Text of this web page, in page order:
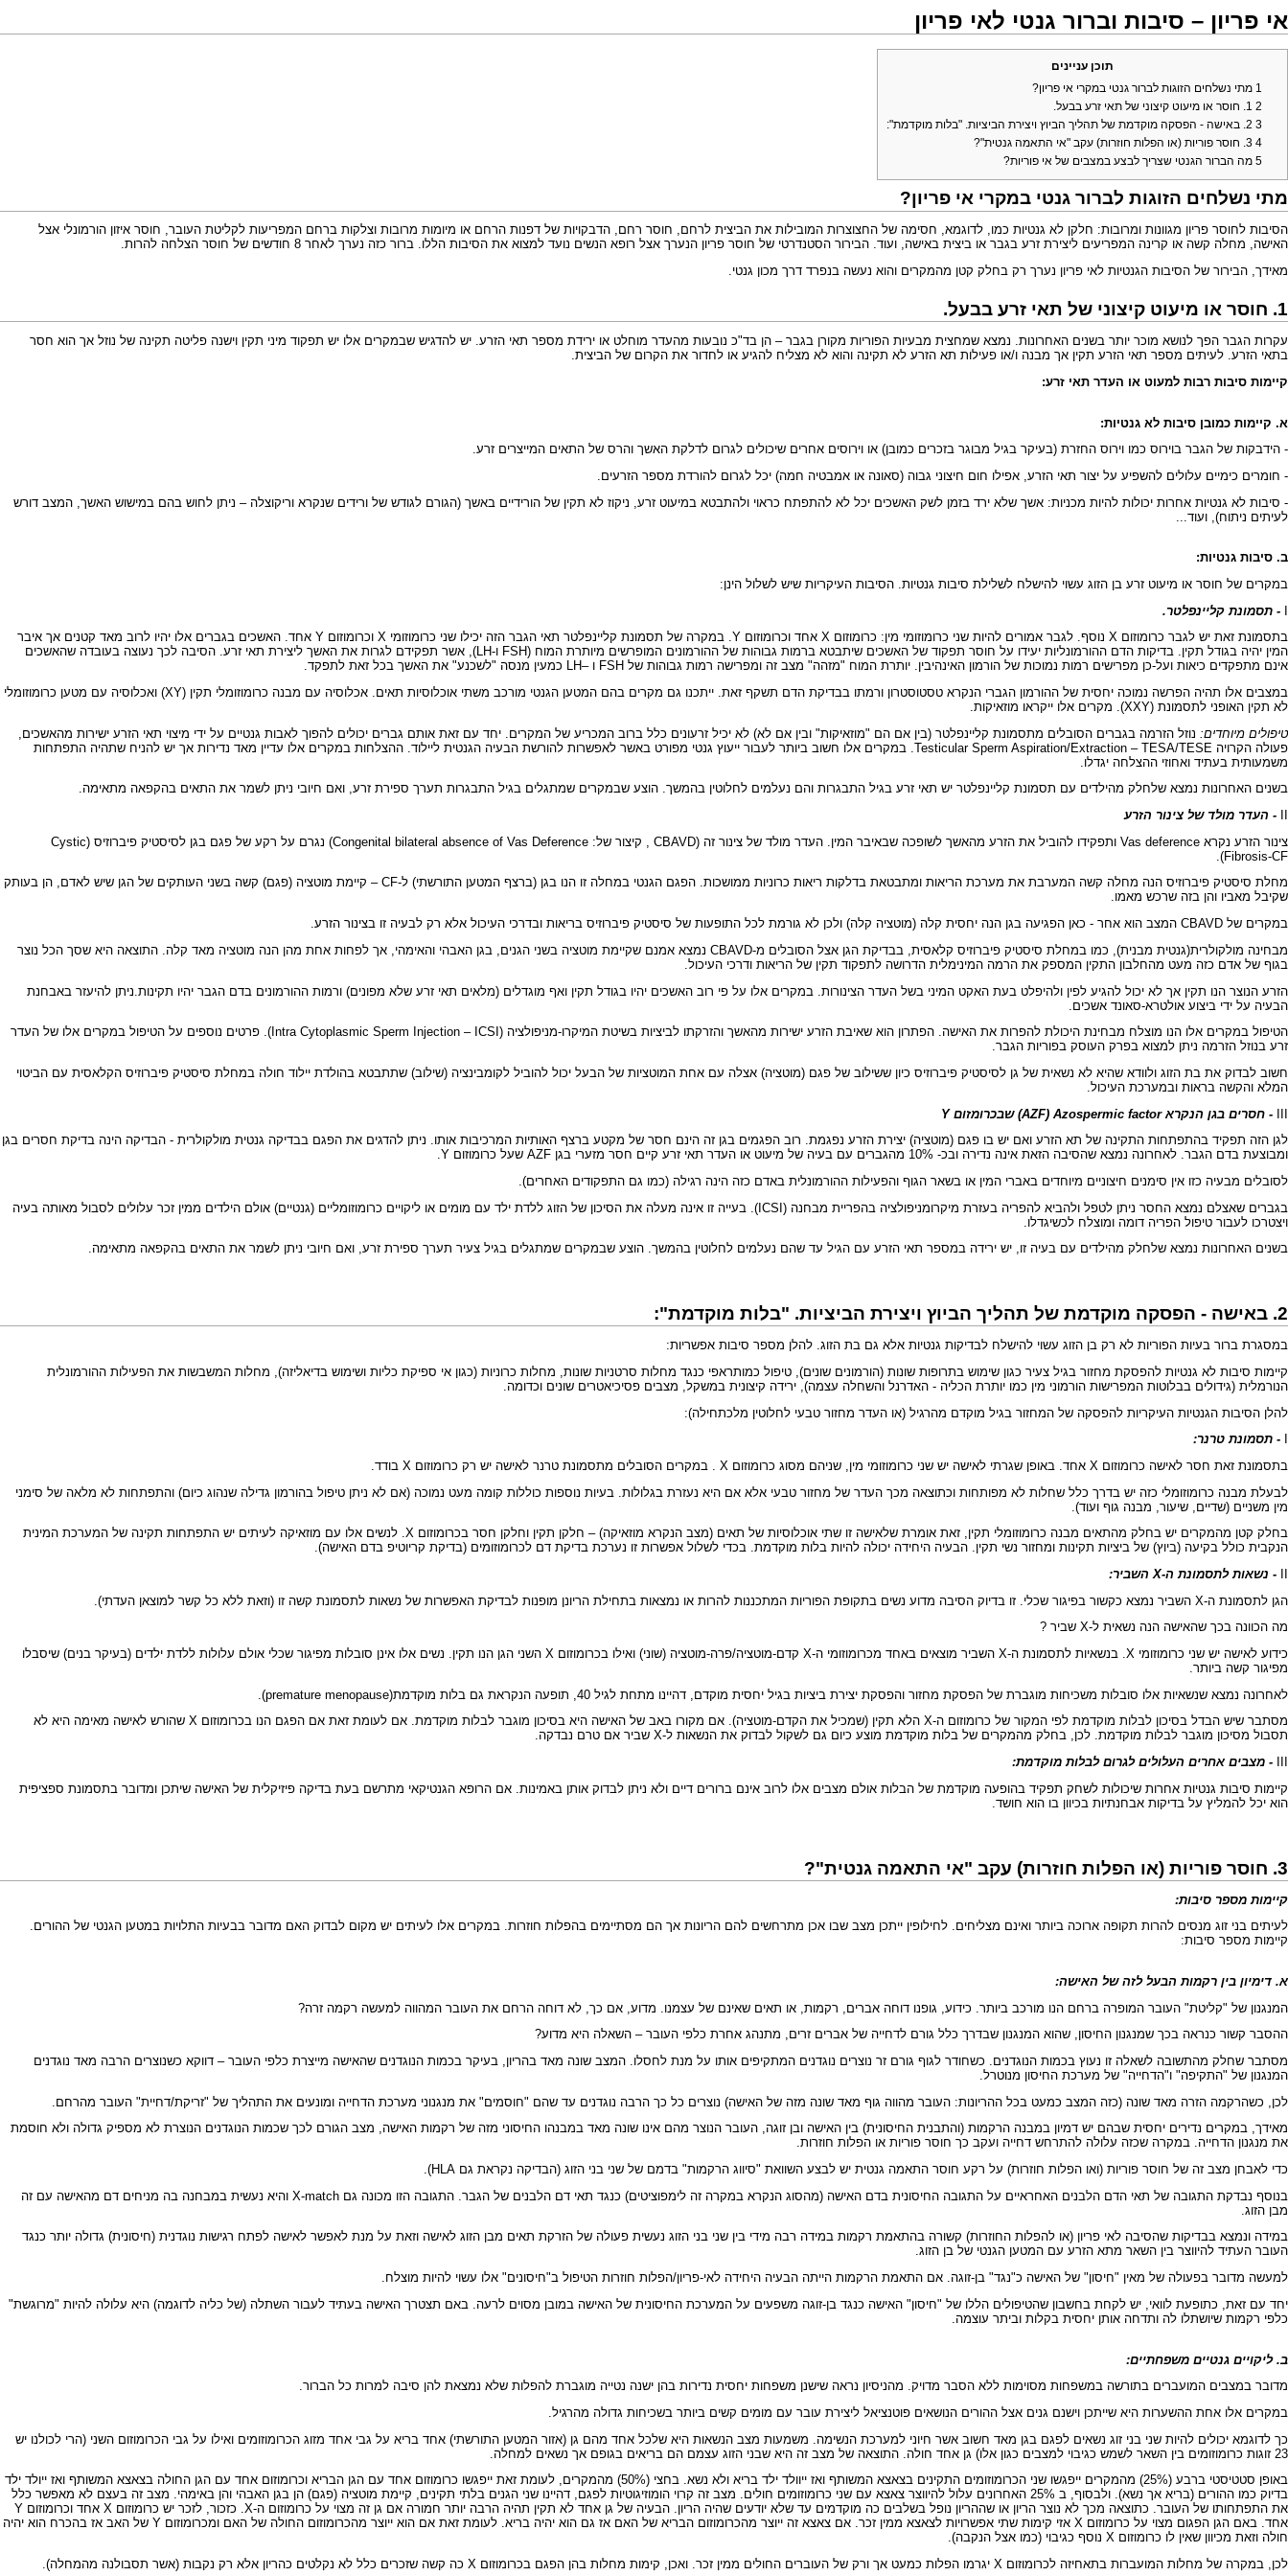
אי פריון – סיבות וברור גנטי לאי פריון
תוכן עניינים
1 מתי נשלחים הזוגות לברור גנטי במקרי אי פריון?
2 1. חוסר או מיעוט קיצוני של תאי זרע בבעל.
3 2. באישה - הפסקה מוקדמת של תהליך הביוץ ויצירת הביציות. "בלות מוקדמת":
4 3. חוסר פוריות (או הפלות חוזרות) עקב "אי התאמה גנטית"?
5 מה הברור הגנטי שצריך לבצע במצבים של אי פוריות?
מתי נשלחים הזוגות לברור גנטי במקרי אי פריון?
הסיבות לחוסר פריון מגוונות ומרובות: חלקן לא גנטיות כמו, לדוגמא, חסימה של החצוצרות המובילות את הביצית לרחם, חוסר רחם, הדבקויות של דפנות הרחם או מיומות מרובות וצלקות ברחם המפריעות לקליטת העובר, חוסר איזון הורמונלי אצל
האישה, מחלה קשה או קרינה המפריעים ליצירת זרע בגבר או ביצית באישה, ועוד. הבירור הסטנדרטי של חוסר פריון הנערך אצל רופא הנשים נועד למצוא את הסיבות הללו. ברור כזה נערך לאחר 8 חודשים של חוסר הצלחה להרות.
מאידך, הבירור של הסיבות הגנטיות לאי פריון נערך רק בחלק קטן מהמקרים והוא נעשה בנפרד דרך מכון גנטי.
1. חוסר או מיעוט קיצוני של תאי זרע בבעל.
עקרות הגבר הפך לנושא מוכר יותר בשנים האחרונות. נמצא שמחצית מבעיות הפוריות מקורן בגבר – הן בד"כ נובעות מהעדר מוחלט או ירידת מספר תאי הזרע. יש להדגיש שבמקרים אלו יש תפקוד מיני תקין וישנה פליטה תקינה של נוזל אך הוא חסר
בתאי הזרע. לעיתים מספר תאי הזרע תקין אך מבנה ו/או פעילות תא הזרע לא תקינה והוא לא מצליח להגיע או לחדור את הקרום של הביצית.
קיימות סיבות רבות למעוט או העדר תאי זרע:
א. קיימות כמובן סיבות לא גנטיות:
- הידבקות של הגבר בוירוס כמו וירוס החזרת (בעיקר בגיל מבוגר בזכרים כמובן) או וירוסים אחרים שיכולים לגרום לדלקת האשך והרס של התאים המייצרים זרע.
- חומרים כימיים עלולים להשפיע על יצור תאי הזרע, אפילו חום חיצוני גבוה (סאונה או אמבטיה חמה) יכל לגרום להורדת מספר הזרעים.
- סיבות לא גנטיות אחרות יכולות להיות מכניות: אשך שלא ירד בזמן לשק האשכים יכל לא להתפתח כראוי ולהתבטא במיעוט זרע, ניקוז לא תקין של הורידיים באשך (הגורם לגודש של ורידים שנקרא וריקוצלה – ניתן לחוש בהם במישוש האשך, המצב דורש
לעיתים ניתוח), ועוד...
ב. סיבות גנטיות:
במקרים של חוסר או מיעוט זרע בן הזוג עשוי להישלח לשלילת סיבות גנטיות. הסיבות העיקריות שיש לשלול הינן:
- תסמונת קליינפלטר.
בתסמונת זאת יש לגבר כרומוזום X נוסף. לגבר אמורים להיות שני כרומוזומי מין: כרומוזום X אחד וכרומוזום Y. במקרה של תסמונת קליינפלטר תאי הגבר הזה יכילו שני כרומוזומי X וכרומוזום Y אחד. האשכים בגברים אלו יהיו לרוב מאד קטנים אך איבר
המין יהיה בגודל תקין. בדיקות הדם ההורמונליות יעידו על חוסר תפקוד של האשכים שיתבטא ברמות גבוהות של ההורמונים המופרשים מיותרת המוח (FSH ו-LH), אשר תפקידם לגרות את האשך ליצירת תאי זרע. הסיבה לכך נעוצה בעובדה שהאשכים
אינם מתפקדים כיאות ועל-כן מפרישים רמות נמוכות של הורמון האינהיבין. יותרת המוח "מזהה" מצב זה ומפרישה רמות גבוהות של FSH ו –LH כמעין מנסה "לשכנע" את האשך בכל זאת לתפקד.
במצבים אלו תהיה הפרשה נמוכה יחסית של ההורמון הגברי הנקרא טסטוסטרון ורמתו בבדיקת הדם תשקף זאת. ייתכנו גם מקרים בהם המטען הגנטי מורכב משתי אוכלוסיות תאים. אכלוסיה עם מבנה כרומוזומלי תקין (XY) ואכלוסיה עם מטען כרומוזומלי
לא תקין האופני לתסמונת (XXY). מקרים אלו ייקראו מוזאיקות.
טיפולים מיוחדים: נוזל הזרמה בגברים הסובלים מתסמונת קליינפלטר (בין אם הם "מוזאיקות" ובין אם לא) לא יכיל זרעונים כלל ברוב המכריע של המקרים. יחד עם זאת אותם גברים יכולים להפוך לאבות גנטיים על ידי מיצוי תאי הזרע ישירות מהאשכים,
פעולה הקרויה Testicular Sperm Aspiration/Extraction – TESA/TESE. במקרים אלו חשוב ביותר לעבור ייעוץ גנטי מפורט באשר לאפשרות להורשת הבעיה הגנטית ליילוד. ההצלחות במקרים אלו עדיין מאד נדירות אך יש להניח שתהיה התפתחות
משמעותית בעתיד ואחוזי ההצלחה יגדלו.
בשנים האחרונות נמצא שלחלק מהילדים עם תסמונת קליינפלטר יש תאי זרע בגיל התבגרות והם נעלמים לחלוטין בהמשך. הוצע שבמקרים שמתגלים בגיל התבגרות תערך ספירת זרע, ואם חיובי ניתן לשמר את התאים בהקפאה מתאימה.
- העדר מולד של צינור הזרע
צינור הזרע נקרא Vas deference ותפקידו להוביל את הזרע מהאשך לשופכה שבאיבר המין. העדר מולד של צינור זה (CBAVD , קיצור של: Congenital bilateral absence of Vas Deference) נגרם על רקע של פגם בגן ל
סיסטיק פיברוזיס
(Cystic
Fibrosis-CF).
מחלת סיסטיק פיברוזיס הנה מחלה קשה המערבת את מערכת הריאות ומתבטאת בדלקות ריאות כרוניות ממושכות. הפגם הגנטי במחלה זו הנו בגן (ברצף המטען התורשתי) ל-CF – קיימת מוטציה (פגם) קשה בשני העותקים של הגן שיש לאדם, הן בעותק
שקיבל מאביו והן בזה שרכש מאמו.
במקרים של CBAVD המצב הוא אחר - כאן הפגיעה בגן הנה יחסית קלה (מוטציה קלה) ולכן לא גורמת לכל התופעות של סיסטיק פיברוזיס בריאות ובדרכי העיכול אלא רק לבעיה זו בצינור הזרע.
מבחינה מולקולרית(גנטית מבנית), כמו במחלת סיסטיק פיברוזיס קלאסית, בבדיקת הגן אצל הסובלים מ-CBAVD נמצא אמנם שקיימת מוטציה בשני הגנים, בגן האבהי והאימהי, אך לפחות אחת מהן הנה מוטציה מאד קלה. התוצאה היא שסך הכל נוצר
בגוף של אדם כזה מעט מהחלבון התקין המספק את הרמה המינימלית הדרושה לתפקוד תקין של הריאות ודרכי העיכול.
הזרע הנוצר הנו תקין אך לא יכול להגיע לפין ולהיפלט בעת האקט המיני בשל העדר הצינורות. במקרים אלו על פי רוב האשכים יהיו בגודל תקין ואף מוגדלים (מלאים תאי זרע שלא מפונים) ורמות ההורמונים בדם הגבר יהיו תקינות.ניתן להיעזר באבחנת
הבעיה על ידי ביצוע אולטרא-סאונד אשכים.
הטיפול במקרים אלו הנו מוצלח מבחינת היכולת להפרות את האישה. הפתרון הוא שאיבת הזרע ישירות מהאשך והזרקתו לביציות בשיטת המיקרו-מניפולציה (Intra Cytoplasmic Sperm Injection – ICSI). פרטים נוספים על הטיפול במקרים אלו של העדר
זרע בנוזל הזרמה ניתן למצוא בפרק העוסק בפוריות הגבר.
חשוב לבדוק את בת הזוג ולוודא שהיא לא נשאית של גן לסיסטיק פיברוזיס כיון ששילוב של פגם (מוטציה) אצלה עם אחת המוטציות של הבעל יכול להוביל לקומבינציה (שילוב) שתתבטא בהולדת יילוד חולה במחלת סיסטיק פיברוזיס הקלאסית עם הביטוי
המלא והקשה בראות ובמערכת העיכול.
- חסרים בגן הנקרא AZF) Azospermic factor) שבכרומזום Y
לגן הזה תפקיד בהתפתחות התקינה של תא הזרע ואם יש בו פגם (מוטציה) יצירת הזרע נפגמת. רוב הפגמים בגן זה הינם חסר של מקטע ברצף האותיות המרכיבות אותו. ניתן להדגים את הפגם בבדיקה גנטית מולקולרית - הבדיקה הינה בדיקת חסרים בגן
ומבוצעת בדם הגבר. לאחרונה נמצא שהסיבה הזאת אינה נדירה ובכ- 10% מהגברים עם בעיה של מיעוט או העדר תאי זרע קיים חסר מזערי בגן AZF שעל כרומוזום Y.
לסובלים מבעיה כזו אין סימנים חיצוניים מיוחדים באברי המין או בשאר הגוף והפעילות ההורמונלית באדם כזה הינה רגילה (כמו גם התפקודים האחרים).
בגברים שאצלם נמצא החסר ניתן לטפל ולהביא להפריה בעזרת מיקרומניפולציה בהפריית מבחנה (ICSI). בעייה זו אינה מעלה את הסיכון של הזוג ללדת ילד עם מומים או ליקויים כרומוזומליים (גנטיים) אולם הילדים ממין זכר עלולים לסבול מאותה בעיה
ויצטרכו לעבור טיפול הפריה דומה ומוצלח לכשיגדלו.
בשנים האחרונות נמצא שלחלק מהילדים עם בעיה זו, יש ירידה במספר תאי הזרע עם הגיל עד שהם נעלמים לחלוטין בהמשך. הוצע שבמקרים שמתגלים בגיל צעיר תערך ספירת זרע, ואם חיובי ניתן לשמר את התאים בהקפאה מתאימה.
2. באישה - הפסקה מוקדמת של תהליך הביוץ ויצירת הביציות. "בלות מוקדמת":
במסגרת ברור בעיות הפוריות לא רק בן הזוג עשוי להישלח לבדיקות גנטיות אלא גם בת הזוג. להלן מספר סיבות אפשריות:
קיימות סיבות לא גנטיות להפסקת מחזור בגיל צעיר כגון שימוש בתרופות שונות (הורמונים שונים), טיפול כמותראפי כנגד מחלות סרטניות שונות, מחלות כרוניות (כגון אי ספיקת כליות ושימוש בדיאליזה), מחלות המשבשות את הפעילות ההורמונלית
הנורמלית (גידולים בבלוטות המפרישות הורמוני מין כמו יותרת הכליה - האדרנל והשחלה עצמה), ירידה קיצונית במשקל, מצבים פסיכיאטרים שונים וכדומה.
להלן הסיבות הגנטיות העיקריות להפסקה של המחזור בגיל מוקדם מהרגיל (או העדר מחזור טבעי לחלוטין מלכתחילה):
- תסמונת טרנר:
בתסמונת זאת חסר לאישה כרומוזום X אחד. באופן שגרתי לאישה יש שני כרומוזומי מין, שניהם מסוג כרומוזום X . במקרים הסובלים מתסמונת טרנר לאישה יש רק כרומוזום X בודד.
לבעלת מבנה כרומוזומלי כזה יש בדרך כלל שחלות לא מפותחות וכתוצאה מכך העדר של מחזור טבעי אלא אם היא נעזרת בגלולות. בעיות נוספות כוללות קומה מעט נמוכה (אם לא ניתן טיפול בהורמון גדילה שנהוג כיום) והתפתחות לא מלאה של סימני
מין משניים (שדיים, שיעור, מבנה גוף ועוד).
בחלק קטן מהמקרים יש בחלק מהתאים מבנה כרומוזומלי תקין, זאת אומרת שלאישה זו שתי אוכלוסיות של תאים (מצב הנקרא מוזאיקה) – חלקן תקין וחלקן חסר בכרומוזום X. לנשים אלו עם מוזאיקה לעיתים יש התפתחות תקינה של המערכת המינית
הנקבית כולל בקיעה (ביוץ) של ביציות תקינות ומחזור נשי תקין. הבעיה היחידה יכולה להיות בלות מוקדמת. בכדי לשלול אפשרות זו נערכת בדיקת דם לכרומוזומים (בדיקת קריוטיפ בדם האישה).
- נשאות לתסמונת ה-X השביר
:
הגן לתסמונת ה-X השביר נמצא כקשור בפיגור שכלי. זו בדיוק הסיבה מדוע נשים בתקופת הפוריות המתכננות להרות או נמצאות בתחילת הריונן מופנות לבדיקת האפשרות של נשאות לתסמונת קשה זו (וזאת ללא כל קשר למוצאן העדתי).
מה הכוונה בכך שהאישה הנה נשאית ל-X שביר ?
כידוע לאישה יש שני כרומוזומי X. בנשאיות לתסמונת ה-X השביר מוצאים באחד מכרומוזומי ה-X קדם-מוטציה/פרה-מוטציה (שוני) ואילו בכרומוזום X השני הגן הנו תקין. נשים אלו אינן סובלות מפיגור שכלי אולם עלולות ללדת ילדים (בעיקר בנים) שיסבלו
מפיגור קשה ביותר.
לאחרונה נמצא שנשאיות אלו סובלות משכיחות מוגברת של הפסקת מחזור והפסקת יצירת ביציות בגיל יחסית מוקדם, דהיינו מתחת לגיל 40, תופעה הנקראת גם בלות מוקדמת(premature menopause).
מסתבר שיש הבדל בסיכון לבלות מוקדמת לפי המקור של כרומוזום ה-X הלא תקין (שמכיל את הקדם-מוטציה). אם מקורו באב של האישה היא בסיכון מוגבר לבלות מוקדמת. אם לעומת זאת אם הפגם הנו בכרומוזום X שהורש לאישה מאימה היא לא
תסבול מסיכון מוגבר לבלות מוקדמת. לכן, בחלק מהמקרים של בלות מוקדמת מוצע כיום גם לשקול לבדוק את הנשאות ל-X שביר אם טרם נבדקה.
- מצבים אחרים העלולים לגרום לבלות מוקדמת:
קיימות סיבות גנטיות אחרות שיכולות לשחק תפקיד בהופעה מוקדמת של הבלות אולם מצבים אלו לרוב אינם ברורים דיים ולא ניתן לבדוק אותן באמינות. אם הרופא הגנטיקאי מתרשם בעת בדיקה פיזיקלית של האישה שיתכן ומדובר בתסמונת ספציפית
הוא יכל להמליץ על בדיקות אבחנתיות בכיוון בו הוא חושד.
3. חוסר פוריות (או הפלות חוזרות) עקב "אי התאמה גנטית"?
קיימות מספר סיבות:
לעיתים בני זוג מנסים להרות תקופה ארוכה ביותר ואינם מצליחים. לחילופין ייתכן מצב שבו אכן מתרחשים להם הריונות אך הם מסתיימים בהפלות חוזרות. במקרים אלו לעיתים יש מקום לבדוק האם מדובר בבעיות התלויות במטען הגנטי של ההורים.
קיימות מספר סיבות:
א. דימיון בין רקמות הבעל לזה של האישה:
המנגנון של "קליטת" העובר המופרה ברחם הנו מורכב ביותר. כידוע, גופנו דוחה אברים, רקמות, או תאים שאינם של עצמנו. מדוע, אם כך, לא דוחה הרחם את העובר המהווה למעשה רקמה זרה?
ההסבר קשור כנראה בכך שמנגנון החיסון, שהוא המנגנון שבדרך כלל גורם לדחייה של אברים זרים, מתנהג אחרת כלפי העובר – השאלה היא מדוע?
מסתבר שחלק מהתשובה לשאלה זו נעוץ בכמות הנוגדנים. כשחודר לגוף גורם זר נוצרים נוגדנים המתקיפים אותו על מנת לחסלו. המצב שונה מאד בהריון, בעיקר בכמות הנוגדנים שהאישה מייצרת כלפי העובר – דווקא כשנוצרים הרבה מאד נוגדנים
המנגנון של "התקיפה" ו"הדחייה" של מערכת החיסון מנוטרל.
לכן, כשהרקמה הזרה מאד שונה (כזה המצב כמעט בכל ההריונות: העובר מהווה גוף מאד שונה מזה של האישה) נוצרים כל כך הרבה נוגדנים עד שהם "חוסמים" את מנגנוני מערכת הדחייה ומונעים את התהליך של "זריקת/דחיית" העובר מהרחם.
מאידך, במקרים נדירים יחסית שבהם יש דמיון במבנה הרקמות (והתבנית החיסונית) בין האישה ובן זוגה, העובר הנוצר מהם אינו שונה מאד במבנהו החיסוני מזה של רקמות האישה, מצב הגורם לכך שכמות הנוגדנים הנוצרת לא מספיק גדולה ולא חוסמת
את מנגנון הדחייה. במקרה שכזה עלולה להתרחש דחייה ועקב כך חוסר פוריות או הפלות חוזרות.
כדי לאבחן מצב זה של חוסר פוריות (ואו הפלות חוזרות) על רקע חוסר התאמה גנטית יש לבצע השוואת "סיווג הרקמות" בדמם של שני בני הזוג (הבדיקה נקראת גם HLA).
בנוסף נבדקת התגובה של תאי הדם הלבנים האחראיים על התגובה החיסונית בדם האישה (מהסוג הנקרא במקרה זה לימפוציטים) כנגד תאי דם הלבנים של הגבר. התגובה הזו מכונה גם X-match והיא נעשית במבחנה בה מניחים דם מהאישה עם זה
מבן הזוג.
במידה ונמצא בבדיקות שהסיבה לאי פריון (או להפלות החוזרות) קשורה בהתאמת רקמות במידה רבה מידי בין שני בני הזוג נעשית פעולה של הזרקת תאים מבן הזוג לאישה וזאת על מנת לאפשר לאישה לפתח רגישות נוגדנית (חיסונית) גדולה יותר כנגד
העובר העתיד להיווצר בין השאר מתא הזרע עם המטען הגנטי של בן הזוג.
למעשה מדובר בפעולה של מאין "חיסון" של האישה כ"נגד" בן-זוגה. אם התאמת הרקמות הייתה הבעיה היחידה לאי-פריון/הפלות חוזרות הטיפול ב"חיסונים" אלו עשוי להיות מוצלח.
יחד עם זאת, כתופעת לוואי, יש לקחת בחשבון שהטיפולים הללו של "חיסון" האישה כנגד בן-זוגה משפעים על המערכת החיסונית של האישה במובן מסוים לרעה. באם תצטרך האישה בעתיד לעבור השתלה (של כליה לדוגמה) היא עלולה להיות "מרוגשת"
כלפי רקמות שיושתלו לה ותדחה אותן יחסית בקלות וביתר עוצמה.
ב. ליקויים גנטיים משפחתיים:
מדובר במצבים המועברים בתורשה במשפחות מסוימות ללא הסבר מדויק. מהניסיון נראה שישנן משפחות יחסית נדירות בהן ישנה נטייה מוגברת להפלות שלא נמצאת להן סיבה למרות כל הברור.
במקרים אלו אחת ההשערות היא שייתכן וישנם גנים אצל ההורים הנושאים פוטנציאל ליצירת עובר עם מומים קשים ביותר בשכיחות גדולה מהרגיל.
כך לדוגמא יכולים להיות שני בני זוג נשאים לפגם בגן מאד חשוב אשר חיוני למערכת הנשימה. משמעות מצב הנשאות היא שלכל אחד מהם גן (אזור המטען התורשתי) אחד בריא על גבי אחד מזוג הכרומוזומים ואילו על גבי הכרומוזום השני (הרי לכולנו יש
23 זוגות כרומוזומים בין השאר לשמש כגיבוי למצבים כגון אלו) גן אחד חולה. התוצאה של מצב זה היא שבני הזוג עצמם הם בריאים בגופם אך נשאים למחלה.
באופן סטטיסטי ברבע (25%) מהמקרים ייפגשו שני הכרומוזומים התקינים בצאצא המשותף ואז ייוולד ילד בריא ולא נשא. בחצי (50%) מהמקרים, לעומת זאת ייפגשו כרומוזום אחד עם הגן הבריא וכרומוזום אחד עם הגן החולה בצאצא המשותף ואז ייולד ילד
בדיוק כמו ההורים (בריא אך נשא). ולבסוף, ב 25% האחרונים עלול להיווצר צאצא עם שני כרומוזומים חולים. מצב זה קרוי הומוזיגוטיות לפגם, דהיינו שני הגנים בלתי תקינים, קיימת מוטציה (פגם) הן בגן האבהי והן באימהי. מצב זה בעצם לא מאפשר כלל
את התפתחותו של העובר. כתוצאה מכך לא נוצר הריון או שההריון נופל בשלבים כה מוקדמים עד שלא יודעים שהיה הריון. הבעיה של גן אחד לא תקין תהיה הרבה יותר חמורה אם גן זה מצוי על כרומוזום ה-X. כזכור, לזכר יש כרומוזום X אחד וכרומוזום Y
אחד. באם הגן הפגום מצוי על כרומוזום X אזי קימות שתי אפשרויות לצאצא ממין זכר. אם צאצא זה ייוצר מהכרומוזום הבריא של האם אז גם הוא יהיה בריא. לעומת זאת אם הוא ייוצר מהכרומוזום החולה של האם ומכרומוזום Y של האב אז בהכרח הוא יהיה
חולה וזאת מכיוון שאין לו כרומוזום X נוסף כגיבוי (כמו אצל הנקבה).
לכן, במקרה של מחלות המועברות בתאחיזה לכרומוזום X יגרמו הפלות כמעט אך ורק של העוברים החולים ממין זכר. ואכן, קימות מחלות בהן הפגם בכרומוזום X כה קשה שזכרים כלל לא נקלטים כהריון אלא רק נקבות (אשר תסבולנה מהמחלה).